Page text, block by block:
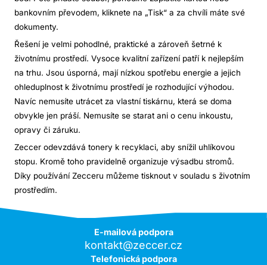
bankovním převodem, kliknete na „Tisk“ a za chvíli máte své
dokumenty.
Řešení je velmi pohodlné, praktické a zároveň šetrné k
životnímu prostředí. Vysoce kvalitní zařízení patří k nejlepším
na trhu. Jsou úsporná, mají nízkou spotřebu energie a jejich
ohleduplnost k životnímu prostředí je rozhodující výhodou.
Navíc nemusíte utrácet za vlastní tiskárnu, která se doma
obvykle jen práší. Nemusíte se starat ani o cenu inkoustu,
opravy či záruku.
Zeccer odevzdává tonery k recyklaci, aby snížil uhlíkovou
stopu. Kromě toho pravidelně organizuje výsadbu stromů.
Díky používání Zecceru můžeme tisknout v souladu s životním
prostředím.
E-mailová podpora
kontakt@zeccer.cz
Telefonická podpora